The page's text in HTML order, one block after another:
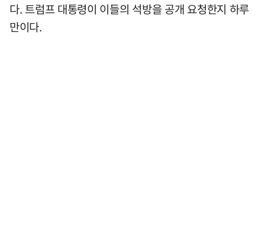
다. 트럼프 대통령이 이들의 석방을 공개 요청한지 하루
만이다.